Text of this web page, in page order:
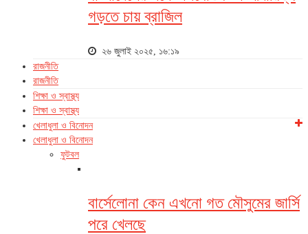
গড়তে চায় ব্রাজিল
২৬ জুলাই ২০২৫, ১৬:১৯
রাজনীতি
রাজনীতি
শিক্ষা ও স্বাস্থ্য
শিক্ষা ও স্বাস্থ্য
খেলাধুলা ও বিনোদন
খেলাধুলা ও বিনোদন
ফুটবল
বার্সেলোনা কেন এখনো গত মৌসুমের জার্সি
পরে খেলছে